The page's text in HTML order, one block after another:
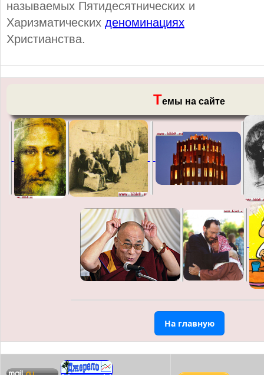
называемых Пятидесятнических и
Харизматических деноминациях
Христианства.
Темы на сайте
На главную